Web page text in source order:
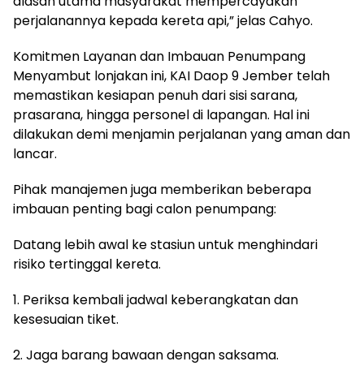
perjalanannya kepada kereta api,” jelas Cahyo.
Komitmen Layanan dan Imbauan Penumpang
Menyambut lonjakan ini, KAI Daop 9 Jember telah
memastikan kesiapan penuh dari sisi sarana,
prasarana, hingga personel di lapangan. Hal ini
dilakukan demi menjamin perjalanan yang aman dan
lancar.
Pihak manajemen juga memberikan beberapa
imbauan penting bagi calon penumpang:
Datang lebih awal ke stasiun untuk menghindari
risiko tertinggal kereta.
1. Periksa kembali jadwal keberangkatan dan
kesesuaian tiket.
2. Jaga barang bawaan dengan saksama.